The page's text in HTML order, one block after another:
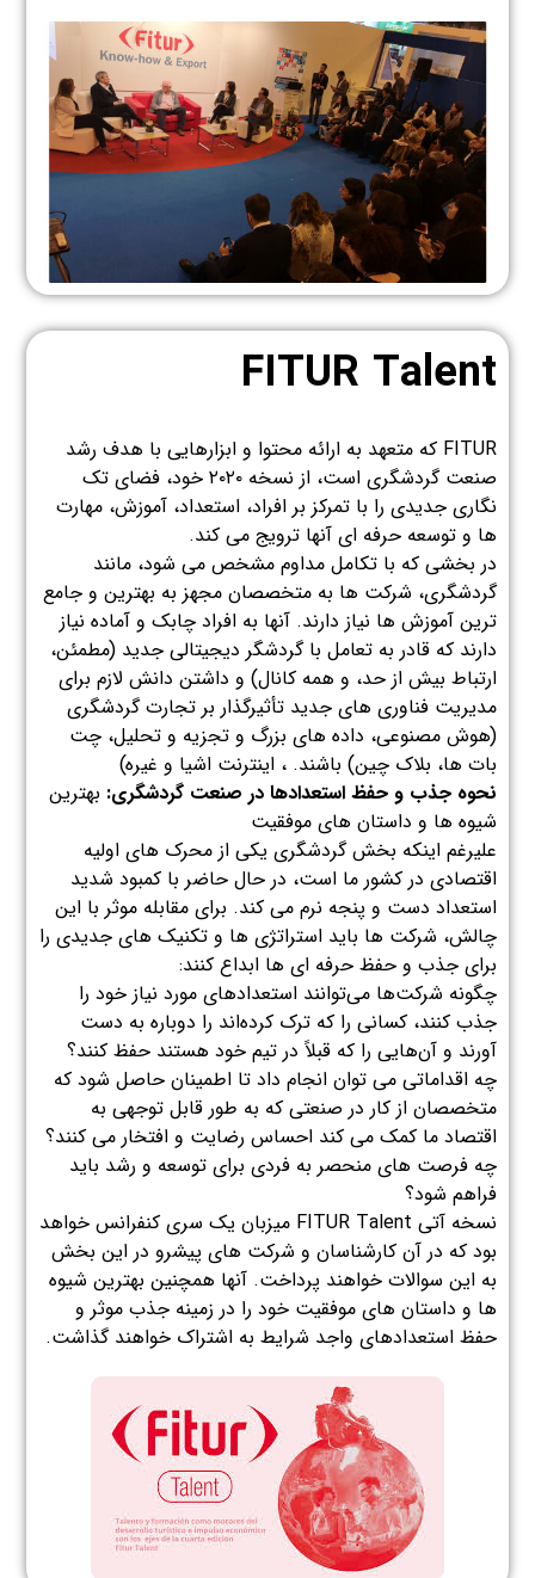
FITUR Talent
FITUR که متعهد به ارائه محتوا و ابزارهایی با هدف رشد
صنعت گردشگری است، از نسخه ۲۰۲۰ خود، فضای تک
نگاری جدیدی را با تمرکز بر افراد، استعداد، آموزش، مهارت
ها و توسعه حرفه ای آنها ترویج می کند.
در بخشی که با تکامل مداوم مشخص می شود، مانند
گردشگری، شرکت ها به متخصصان مجهز به بهترین و جامع
ترین آموزش ها نیاز دارند. آنها به افراد چابک و آماده نیاز
دارند که قادر به تعامل با گردشگر دیجیتالی جدید (مطمئن،
ارتباط بیش از حد، و همه کانال) و داشتن دانش لازم برای
مدیریت فناوری های جدید تأثیرگذار بر تجارت گردشگری
(هوش مصنوعی، داده های بزرگ و تجزیه و تحلیل، چت
بات ها، بلاک چین) باشند. ، اینترنت اشیا و غیره)
نحوه جذب و حفظ استعدادها در صنعت گردشگری: بهترین
شیوه ها و داستان های موفقیت
علیرغم اینکه بخش گردشگری یکی از محرک های اولیه
اقتصادی در کشور ما است، در حال حاضر با کمبود شدید
استعداد دست و پنجه نرم می کند. برای مقابله موثر با این
چالش، شرکت ها باید استراتژی ها و تکنیک های جدیدی را
برای جذب و حفظ حرفه ای ها ابداع کنند:
چگونه شرکت‌ها می‌توانند استعدادهای مورد نیاز خود را
جذب کنند، کسانی را که ترک کرده‌اند را دوباره به دست
آورند و آن‌هایی را که قبلاً در تیم خود هستند حفظ کنند؟
چه اقداماتی می توان انجام داد تا اطمینان حاصل شود که
متخصصان از کار در صنعتی که به طور قابل توجهی به
اقتصاد ما کمک می کند احساس رضایت و افتخار می کنند؟
چه فرصت های منحصر به فردی برای توسعه و رشد باید
فراهم شود؟
نسخه آتی FITUR Talent میزبان یک سری کنفرانس خواهد
بود که در آن کارشناسان و شرکت های پیشرو در این بخش
به این سوالات خواهند پرداخت. آنها همچنین بهترین شیوه
ها و داستان های موفقیت خود را در زمینه جذب موثر و
حفظ استعدادهای واجد شرایط به اشتراک خواهند گذاشت.